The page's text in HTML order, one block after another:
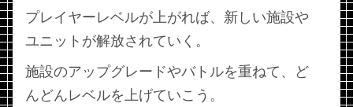
プレイヤーレベルが上がれば、新しい施設や
ユニットが解放されていく。
施設のアップグレードやバトルを重ねて、ど
んどんレベルを上げていこう。